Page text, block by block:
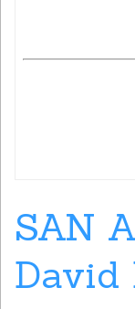
SAN
David